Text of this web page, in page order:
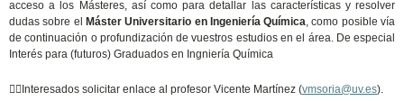
acceso a los Másteres, así como para detallar las características y resolver
dudas sobre el
Máster Universitario en Ingeniería Química, como posible vía
de continuación o profundización de vuestros estudios en el área. De especial
Interés para (futuros) Graduados en Ingniería Química
🙋‍ Interesados solicitar enlace al profesor Vicente Martínez (vmsoria@uv.es).